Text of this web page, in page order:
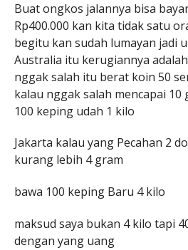
Buat ongkos jalannya bisa
Rp400.000 kan kita tidak satu
begitu kan sudah lumayan jadi
Australia itu kerugiannya
nggak salah itu berat koin 50
kalau nggak salah mencapai 10
100 keping udah 1 kilo
Jakarta kalau yang Pecahan 2
kurang lebih 4 gram
bawa 100 keping Baru 4 kilo
maksud saya bukan 4 kilo tapi
dengan yang uang